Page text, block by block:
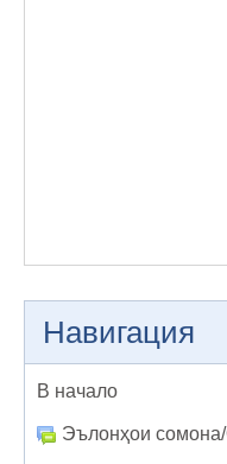
Навигация
В начало
Эълонҳои